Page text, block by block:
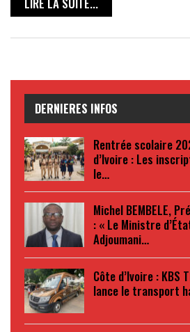
DERNIERES INFOS
Rentrée scolaire
d’Ivoire : Les
le…
Michel BEMBELE,
: « Le Ministre
Adjoumani…
Côte d’Ivoire : KBS
lance le transport